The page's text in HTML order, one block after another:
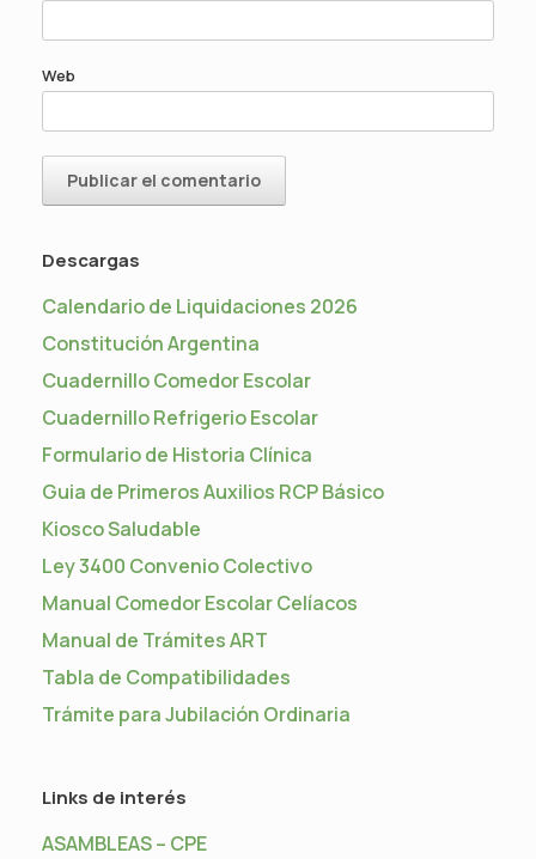
Web
Descargas
Calendario de Liquidaciones 2026
Constitución Argentina
Cuadernillo Comedor Escolar
Cuadernillo Refrigerio Escolar
Formulario de Historia Clínica
Guia de Primeros Auxilios RCP Básico
Kiosco Saludable
Ley 3400 Convenio Colectivo
Manual Comedor Escolar Celíacos
Manual de Trámites ART
Tabla de Compatibilidades
Trámite para Jubilación Ordinaria
Links de interés
ASAMBLEAS – CPE